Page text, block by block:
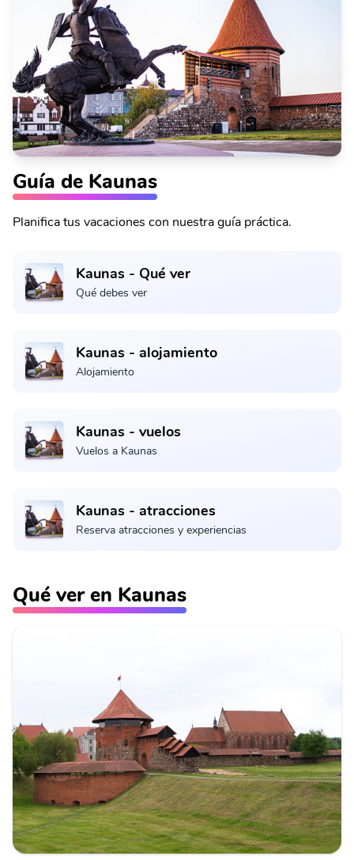
Guía de Kaunas
Planifica tus vacaciones con nuestra guía práctica.
Kaunas - Qué ver
Qué debes ver
Kaunas - alojamiento
Alojamiento
Kaunas - vuelos
Vuelos a Kaunas
Kaunas - atracciones
Reserva atracciones y experiencias
Qué ver en Kaunas